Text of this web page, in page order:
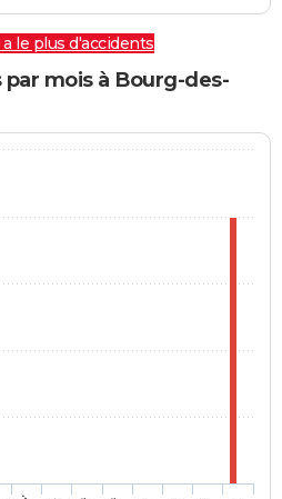
le plus d'accidents
mois à Bourg-des-